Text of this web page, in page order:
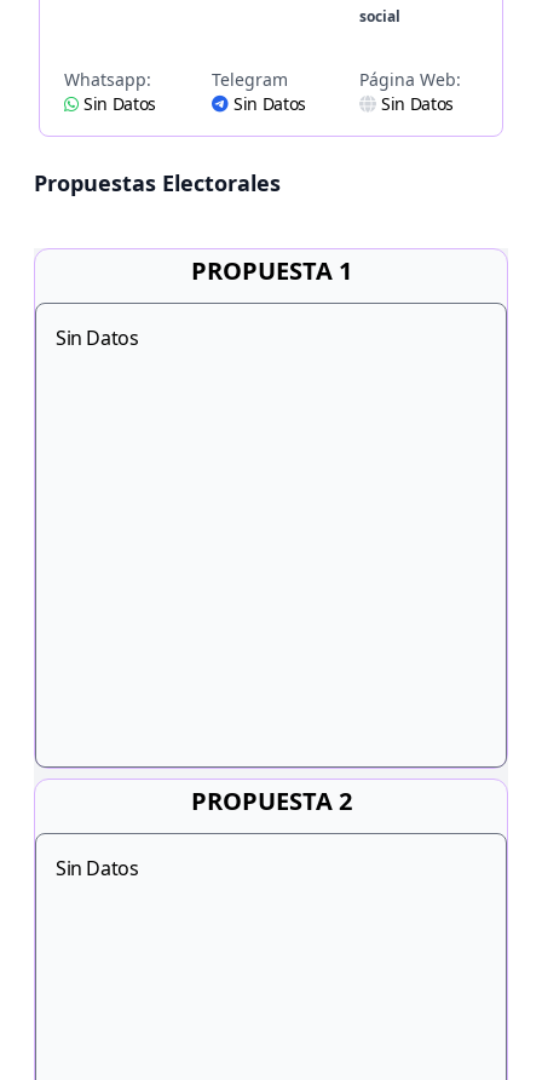
social
Whatsapp:
Sin Datos
Telegram
Sin Datos
Página Web:
Sin Datos
Propuestas Electorales
PROPUESTA 1
Sin Datos
PROPUESTA 2
Sin Datos